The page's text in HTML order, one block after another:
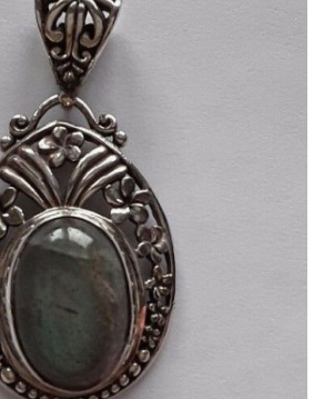
Dans mon panier
APERÇU RAPIDE